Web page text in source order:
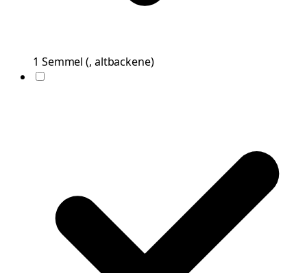
1 Semmel (, altbackene)